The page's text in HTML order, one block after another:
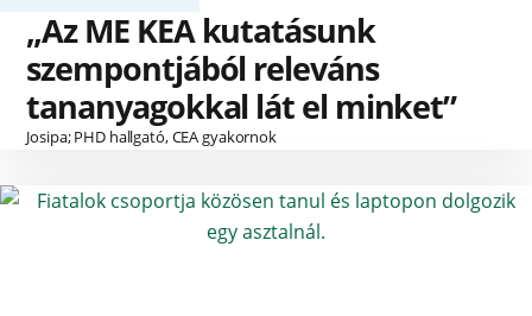
„Az ME KEA kutatásunk
szempontjából releváns
tananyagokkal lát el minket”
Josipa; PHD hallgató, CEA gyakornok